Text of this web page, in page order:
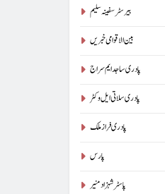
بیرسٹرسفینہ سلیم
بین الاقوامی خبریں
پادری ساجد ایم سراج
پادری سلاتی ایل وکٹر
پادری فراز ملک
پارس
پاسٹر شہزاد منیر